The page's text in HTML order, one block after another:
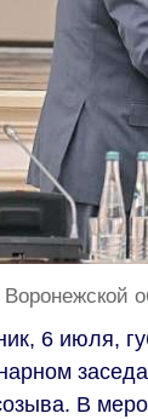
6 июля,
В